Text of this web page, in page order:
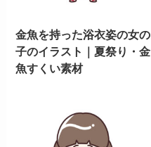
金魚を持った浴衣姿の女の
子のイラスト｜夏祭り・金
魚すくい素材